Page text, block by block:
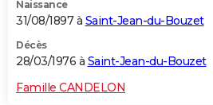
Naissance
31/08/1897 à Saint-Jean-du-Bouzet
Décès
28/03/1976 à Saint-Jean-du-Bouzet
Famille CANDELON